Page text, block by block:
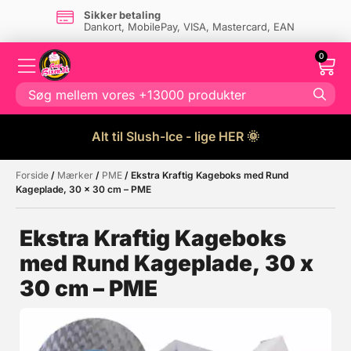
Sikker betaling
Dankort, MobilePay, VISA, Mastercard, EAN
0
Alt til Slush-Ice - lige HER 🌞
Måske kunne nogle af disse
produkter have din interesse?
Forside / Mærker / PME / Ekstra Kraftig Kageboks med Rund
Kageplade, 30 x 30 cm – PME
Ekstra Kraftig Kageboks
med Rund Kageplade, 30 x
30 cm – PME